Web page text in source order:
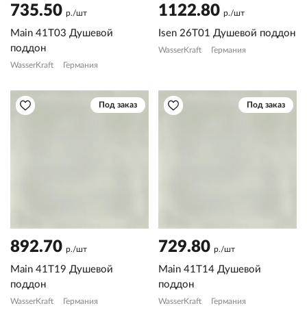
735.50 р./шт
Main 41T03 Душевой
поддон
WasserKraft Германия
1122.80 р./шт
Isen 26T01 Душевой поддон
WasserKraft Германия
Под заказ
892.70 р./шт
Main 41T19 Душевой
поддон
WasserKraft Германия
Под заказ
729.80 р./шт
Main 41T14 Душевой
поддон
WasserKraft Германия